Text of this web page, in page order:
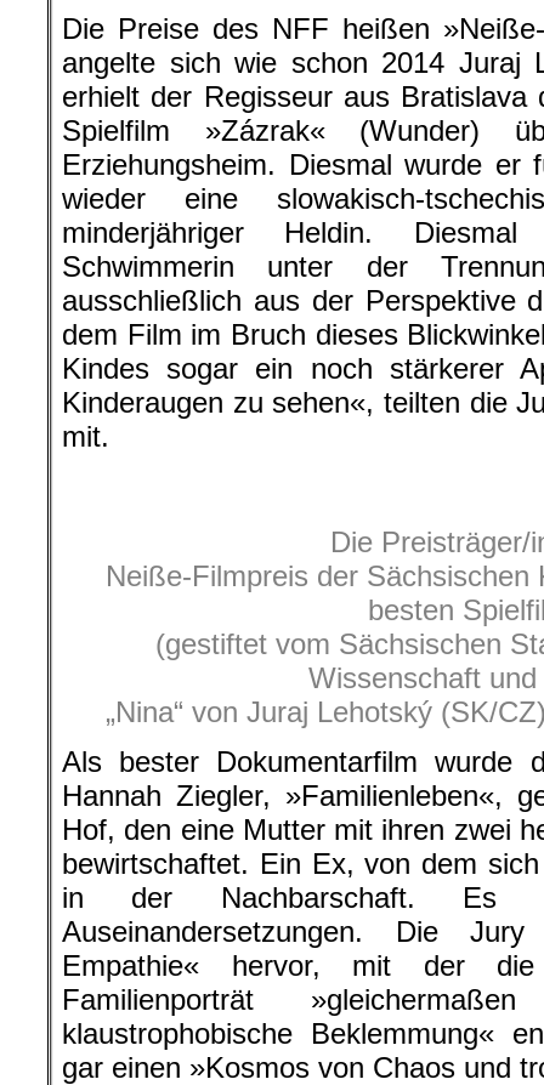
Die Preise des NFF heißen
angelte sich wie schon 2014 Juraj
erhielt der Regisseur aus Bratislava
Spielfilm »Zázrak« (Wunder)
Erziehungsheim. Diesmal wurde er
wieder eine slowakisch-
minderjähriger Heldin.
Schwimmerin unter der
ausschließlich aus der Perspektive
dem Film im Bruch dieses
Kindes sogar ein noch stärkerer
Kinderaugen zu sehen«, teilten die
mit.
Die Preisträger/
Neiße-Filmpreis der Sächsischen
besten
(gestiftet vom Sächsischen
Wissenschaft
„Nina“ von Juraj Lehotský (SK/
Als bester Dokumentarfilm wurde
Hannah Ziegler, »Familienleben«,
Hof, den eine Mutter mit ihren zwei
bewirtschaftet. Ein Ex, von dem
in der Nachbarschaft. Es
Auseinandersetzungen. Die
Empathie« hervor, mit der
Familienporträt
klaustrophobische Beklemmung«
gar einen »Kosmos von Chaos und